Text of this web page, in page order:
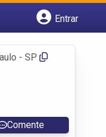
Entrar
- SP
Comente